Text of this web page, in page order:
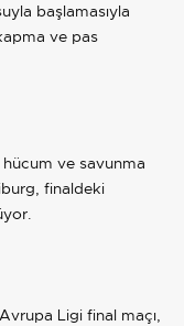
başlamasıyla
ve pas
ve savunma
finaldeki
Ligi final maçı,